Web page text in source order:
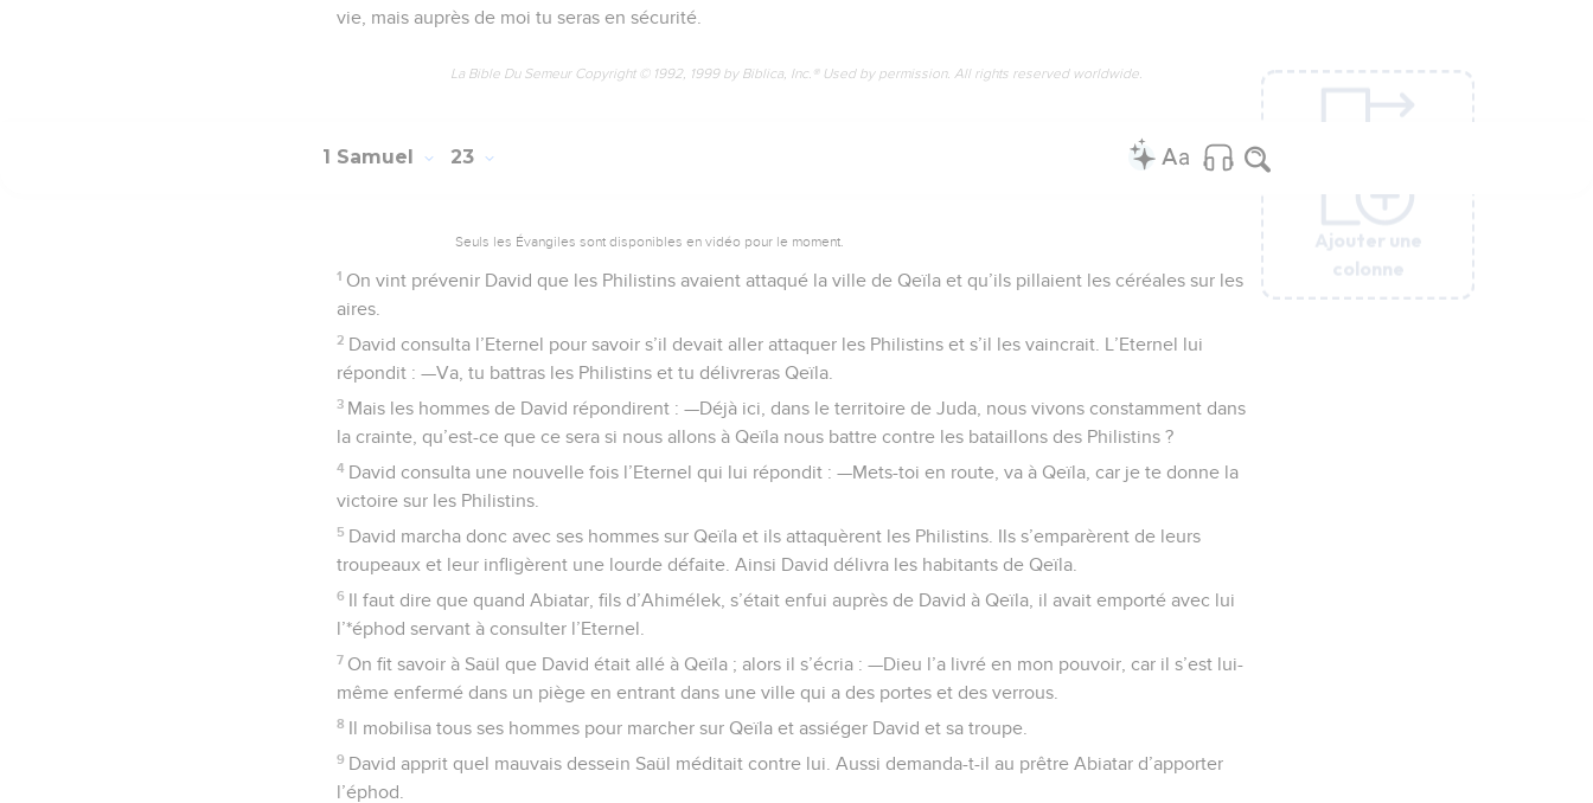
Ajouter une
colonne
vie, mais auprès de moi tu seras en sécurité.
La Bible Du Semeur Copyright © 1992, 1999 by Biblica, Inc.® Used by permission. All rights reserved worldwide.
Ajouter une
colonne
1 Samuel 23
Seuls les Évangiles sont disponibles en vidéo pour le moment.
1 On vint prévenir David que les Philistins avaient attaqué la ville de Qeïla et qu’ils pillaient les céréales sur les
aires.
2 David consulta l’Eternel pour savoir s’il devait aller attaquer les Philistins et s’il les vaincrait. L’Eternel lui
répondit : —Va, tu battras les Philistins et tu délivreras Qeïla.
3 Mais les hommes de David répondirent : —Déjà ici, dans le territoire de Juda, nous vivons constamment dans
la crainte, qu’est-ce que ce sera si nous allons à Qeïla nous battre contre les bataillons des Philistins ?
4 David consulta une nouvelle fois l’Eternel qui lui répondit : —Mets-toi en route, va à Qeïla, car je te donne la
victoire sur les Philistins.
5 David marcha donc avec ses hommes sur Qeïla et ils attaquèrent les Philistins. Ils s’emparèrent de leurs
troupeaux et leur infligèrent une lourde défaite. Ainsi David délivra les habitants de Qeïla.
6 Il faut dire que quand Abiatar, fils d’Ahimélek, s’était enfui auprès de David à Qeïla, il avait emporté avec lui
l’*éphod servant à consulter l’Eternel.
7 On fit savoir à Saül que David était allé à Qeïla ; alors il s’écria : —Dieu l’a livré en mon pouvoir, car il s’est lui-
même enfermé dans un piège en entrant dans une ville qui a des portes et des verrous.
8 Il mobilisa tous ses hommes pour marcher sur Qeïla et assiéger David et sa troupe.
9 David apprit quel mauvais dessein Saül méditait contre lui. Aussi demanda-t-il au prêtre Abiatar d’apporter
l’éphod.
Ajouter une
colonne
Ajouter une
colonne
Ajouter une
colonne